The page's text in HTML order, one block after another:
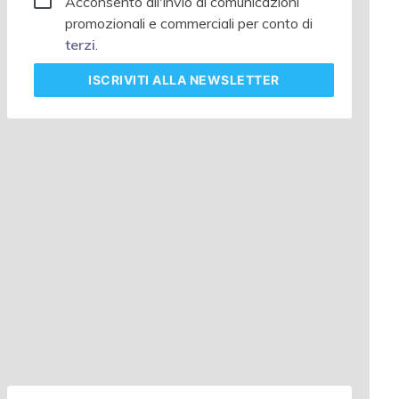
promozionali e commerciali per conto di
terzi.
ISCRIVITIALLA NEWSLETTER